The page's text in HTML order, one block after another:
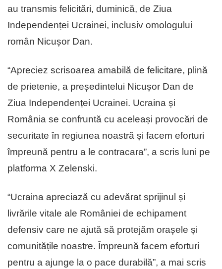
au transmis felicitări, duminică, de Ziua
Independenței Ucrainei, inclusiv omologului
român Nicușor Dan.
“Apreciez scrisoarea amabilă de felicitare, plină
de prietenie, a președintelui Nicușor Dan de
Ziua Independenței Ucrainei. Ucraina și
România se confruntă cu aceleași provocări de
securitate în regiunea noastră și facem eforturi
împreună pentru a le contracara”, a scris luni pe
platforma X Zelenski.
“Ucraina apreciază cu adevărat sprijinul și
livrările vitale ale României de echipament
defensiv care ne ajută să protejăm orașele și
comunitățile noastre. Împreună facem eforturi
pentru a ajunge la o pace durabilă”, a mai scris